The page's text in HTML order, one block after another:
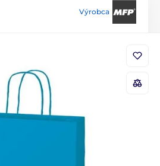
Výrobca